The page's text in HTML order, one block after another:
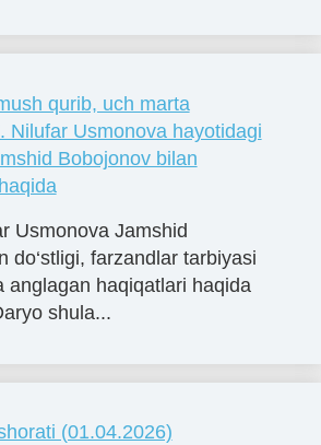
qurib, uch marta
Nilufar Usmonova hayotidagi
Bobojonov bilan
Usmonova Jamshid
do‘stligi, farzandlar tarbiyasi
anglagan haqiqatlari haqida
shula...
(01.04.2026)